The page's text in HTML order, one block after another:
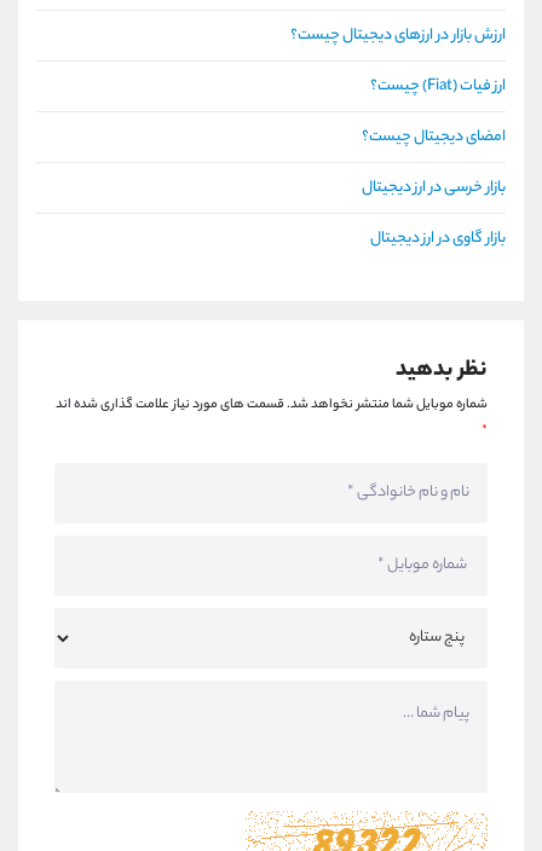
ارزش بازار در ارزهای دیجیتال چیست؟
ارز فیات (Fiat) چیست؟
امضای دیجیتال چیست؟
بازار خرسی در ارز دیجیتال
بازار گاوی در ارز دیجیتال
نظر بدهید
شماره موبایل شما منتشر نخواهد شد.قسمت های مورد نیاز علامت گذاری شده اند
*